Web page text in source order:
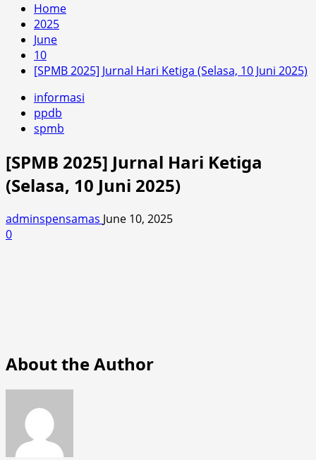
Home
2025
June
10
[SPMB 2025] Jurnal Hari Ketiga (Selasa, 10 Juni 2025)
informasi
ppdb
spmb
[SPMB 2025] Jurnal Hari Ketiga
(Selasa, 10 Juni 2025)
adminspensamas June 10, 2025
0
About the Author